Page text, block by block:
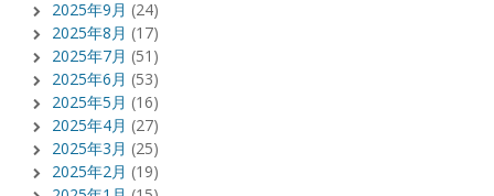
2025年9月 (24)
2025年8月 (17)
2025年7月 (51)
2025年6月 (53)
2025年5月 (16)
2025年4月 (27)
2025年3月 (25)
2025年2月 (19)